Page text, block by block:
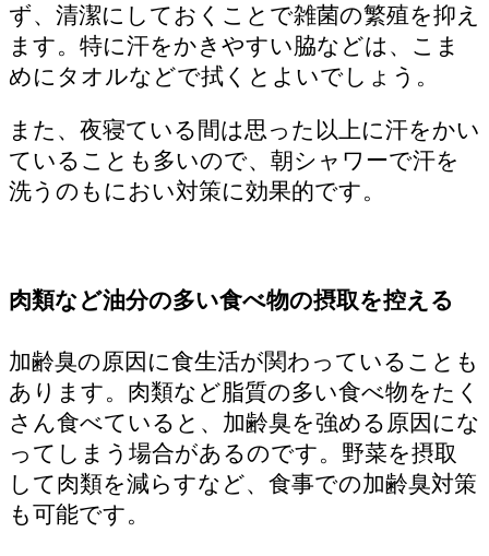
ず、清潔にしておくことで雑菌の繁殖を抑え
ます。特に汗をかきやすい脇などは、こま
めにタオルなどで拭くとよいでしょう。
また、夜寝ている間は思った以上に汗をかい
ていることも多いので、朝シャワーで汗を
洗うのもにおい対策に効果的です。
肉類など油分の多い食べ物の摂取を控える
加齢臭の原因に食生活が関わっていることも
あります。肉類など脂質の多い食べ物をたく
さん食べていると、加齢臭を強める原因にな
ってしまう場合があるのです。野菜を摂取
して肉類を減らすなど、食事での加齢臭対策
も可能です。